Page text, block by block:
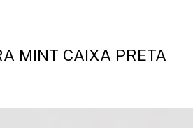
MINT CAIXA PRETA